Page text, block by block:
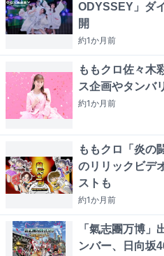
ODYSSEY」ダ
開
約1か月前
ももクロ佐々木
ス企画やタンバ
約1か月前
ももクロ「炎の
のリリックビデ
ストも
約1か月前
「氣志團万博」
ンバー、日向坂